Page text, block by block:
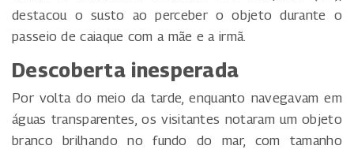
destacou o susto ao perceber o objeto durante o
passeio de caiaque com a mãe e a irmã.
Descoberta inesperada
Por volta do meio da tarde, enquanto navegavam em
águas transparentes, os visitantes notaram um objeto
branco brilhando no fundo do mar, com tamanho